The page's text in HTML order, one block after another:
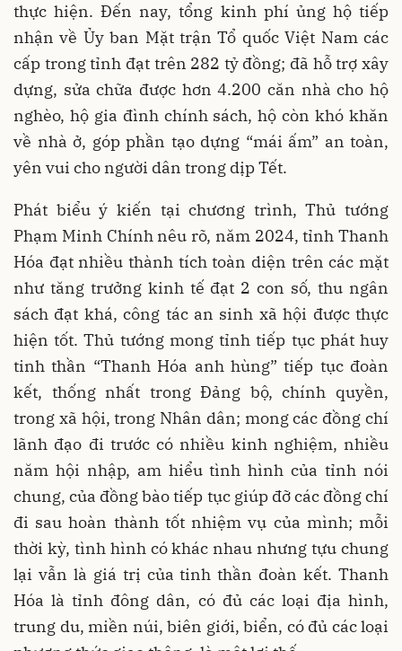
thực hiện. Đến nay, tổng kinh phí ủng hộ tiếp
nhận về Ủy ban Mặt trận Tổ quốc Việt Nam các
cấp trong tỉnh đạt trên 282 tỷ đồng; đã hỗ trợ xây
dựng, sửa chữa được hơn 4.200 căn nhà cho hộ
nghèo, hộ gia đình chính sách, hộ còn khó khăn
về nhà ở, góp phần tạo dựng “mái ấm” an toàn,
yên vui cho người dân trong dịp Tết.
Phát biểu ý kiến tại chương trình, Thủ tướng
Phạm Minh Chính nêu rõ, năm 2024, tỉnh Thanh
Hóa đạt nhiều thành tích toàn diện trên các mặt
như tăng trưởng kinh tế đạt 2 con số, thu ngân
sách đạt khá, công tác an sinh xã hội được thực
hiện tốt. Thủ tướng mong tỉnh tiếp tục phát huy
tinh thần “Thanh Hóa anh hùng” tiếp tục đoàn
kết, thống nhất trong Đảng bộ, chính quyền,
trong xã hội, trong Nhân dân; mong các đồng chí
lãnh đạo đi trước có nhiều kinh nghiệm, nhiều
năm hội nhập, am hiểu tình hình của tỉnh nói
chung, của đồng bào tiếp tục giúp đỡ các đồng chí
đi sau hoàn thành tốt nhiệm vụ của mình; mỗi
thời kỳ, tình hình có khác nhau nhưng tựu chung
lại vẫn là giá trị của tinh thần đoàn kết. Thanh
Hóa là tỉnh đông dân, có đủ các loại địa hình,
trung du, miền núi, biên giới, biển, có đủ các loại